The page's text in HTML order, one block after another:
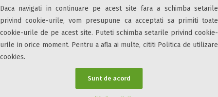
Daca navigati in continuare pe acest site fara a schimba setarile
privind cookie-urile, vom presupune ca acceptati sa primiti toate
cookie-urile de pe acest site. Puteti schimba setarile privind cookie-
urile in orice moment. Pentru a afla ai multe, cititi Politica de utilizare
cookies.
Sunt de acord
condițiile
Parteneri Cazare7